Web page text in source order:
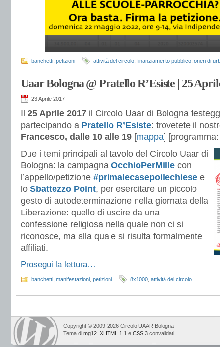
banchetti petizioni attività del circolo finanziamento pubblico oneri di
Uaar Bologna @ Pratello R’Esiste | 25
23 Aprile 2017
Il 25 Aprile 2017 il Circolo Uaar di Bologna
partecipando a Pratello R’Esiste: trovetete il
Francesco, dalle 10 alle 19 [mappa]
Due i temi principali al tavolo del Circolo Uaar di
Bologna: la campagna OcchioPerMille con
l’appello/petizione #primalecasepoilechiese e
lo Sbattezzo Point, per esercitare un piccolo
gesto di autodeterminazione nella giornata della
Liberazione: quello di uscire da una
confessione religiosa nella quale non ci si
riconosce, ma alla quale si risulta formalmente
affiliati.
Prosegui la lettura…
banchetti manifestazioni petizioni 8x1000 attività del circolo
Copyright © 2009-2026 Circolo UAAR Bologna
Tema di mg12 XHTML 1.1 e CSS 3 convalidati.